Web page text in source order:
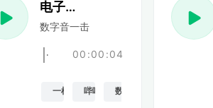
电子游戏 41
数字音一击
00:00:04
一枪 哔哔声 数字的